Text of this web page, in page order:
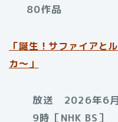
80作品
「誕生！サファイアと
カ〜」
放送 2026年6月
9時［NHK BS］